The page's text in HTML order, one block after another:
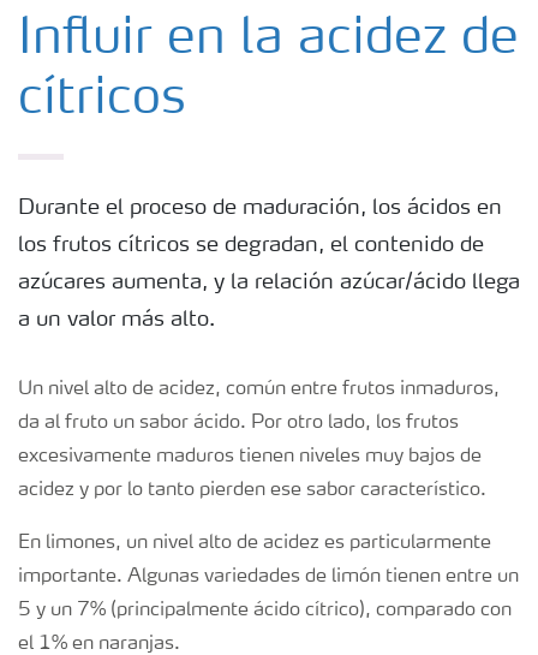
Fertilizantes
Portafolio de Agricultura Digital
Cultivos
Red de Distribuidores Ecuador
Influir en la acidez de
cítricos
Durante el proceso de maduración, los ácidos en
los frutos cítricos se degradan, el contenido de
azúcares aumenta, y la relación azúcar/ácido llega
a un valor más alto.
Un nivel alto de acidez, común entre frutos inmaduros,
da al fruto un sabor ácido. Por otro lado, los frutos
excesivamente maduros tienen niveles muy bajos de
acidez y por lo tanto pierden ese sabor característico.
En limones, un nivel alto de acidez es particularmente
importante. Algunas variedades de limón tienen entre un
5 y un 7% (principalmente ácido cítrico), comparado con
el 1% en naranjas.